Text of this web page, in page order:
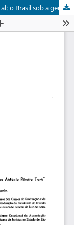
Soberania nacional e mundialização do capital: o Brasil sob a gerência de Fernando Henrique Cardoso